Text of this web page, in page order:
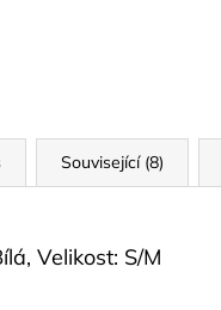
Související (8)
Velikost: S/M